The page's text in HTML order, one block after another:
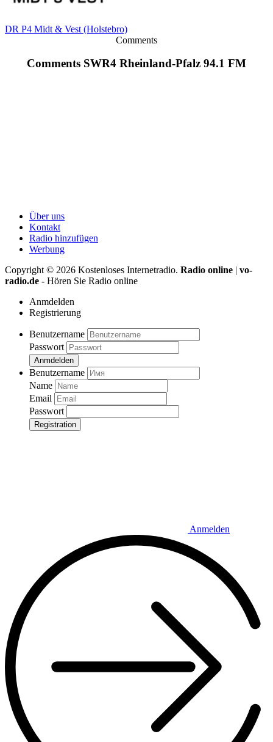
DR P4 Midt & Vest (Holstebro)
Comments
Comments SWR4 Rheinland-Pfalz 94.1 FM
Über uns
Kontakt
Radio hinzufügen
Werbung
Copyright © 2026 Kostenloses Internetradio. Radio online | vo-
radio.de - Hören Sie Radio online
Anmdelden
Registrierung
Benutzername
Passwort
Anmdelden
Benutzername
Name
Email
Passwort
Registration
Anmelden